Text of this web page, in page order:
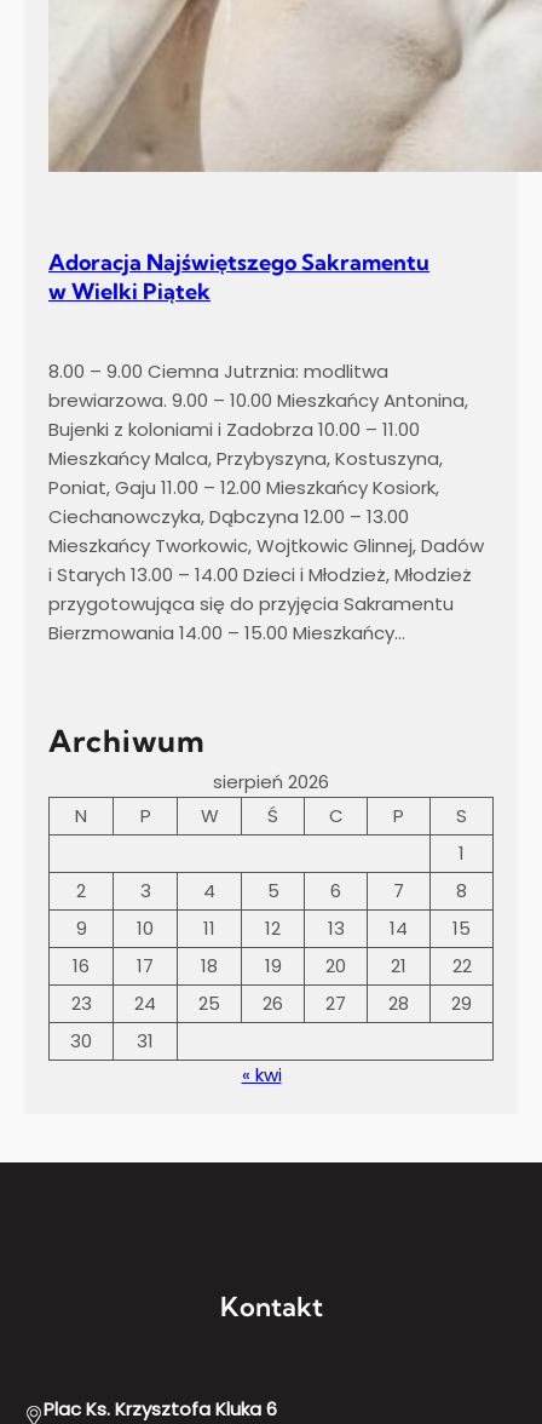
Adoracja Najświętszego Sakramentu
w Wielki Piątek
8.00 – 9.00 Ciemna Jutrznia: modlitwa
brewiarzowa. 9.00 – 10.00 Mieszkańcy Antonina,
Bujenki z koloniami i Zadobrza 10.00 – 11.00
Mieszkańcy Malca, Przybyszyna, Kostuszyna,
Poniat, Gaju 11.00 – 12.00 Mieszkańcy Kosiork,
Ciechanowczyka, Dąbczyna 12.00 – 13.00
Mieszkańcy Tworkowic, Wojtkowic Glinnej, Dadów
i Starych 13.00 – 14.00 Dzieci i Młodzież, Młodzież
przygotowująca się do przyjęcia Sakramentu
Bierzmowania 14.00 – 15.00 Mieszkańcy…
Archiwum
sierpień 2026
N
P W Ś C P
S
1
2
3 4 5 6 7
8
9
10 11 12 13 14
15
16
17 18 19 20 21
22
23
24 25 26 27 28
29
30
31
« kwi
Kontakt
Plac Ks. Krzysztofa Kluka 6